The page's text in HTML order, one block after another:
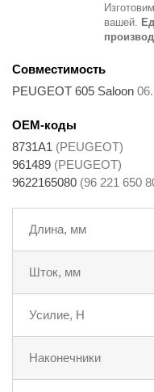
вашей.
Совместимость
PEUGEOT 605 Saloon
OEM-коды
8731A1 (PEUGEOT)
961489 (PEUGEOT)
9622165080 (96 221 650
Длина, мм
Шток, мм
Усилие, Н
Наконечники